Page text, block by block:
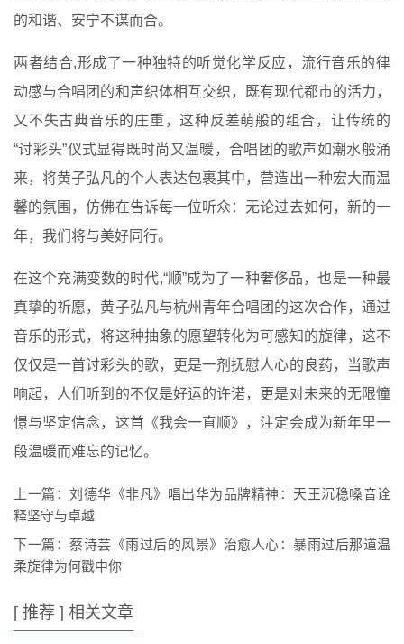
的和谐、安宁不谋而合。
两者结合,形成了一种独特的听觉化学反应，流行音乐的律
动感与合唱团的和声织体相互交织，既有现代都市的活力，
又不失古典音乐的庄重，这种反差萌般的组合，让传统的
“讨彩头”仪式显得既时尚又温暖，合唱团的歌声如潮水般涌
来，将黄子弘凡的个人表达包裹其中，营造出一种宏大而温
馨的氛围，仿佛在告诉每一位听众：无论过去如何，新的一
年，我们将与美好同行。
在这个充满变数的时代,“顺”成为了一种奢侈品，也是一种最
真挚的祈愿，黄子弘凡与杭州青年合唱团的这次合作，通过
音乐的形式，将这种抽象的愿望转化为可感知的旋律，这不
仅仅是一首讨彩头的歌，更是一剂抚慰人心的良药，当歌声
响起，人们听到的不仅是好运的许诺，更是对未来的无限憧
憬与坚定信念，这首《我会一直顺》，注定会成为新年里一
段温暖而难忘的记忆。
上一篇： 刘德华《非凡》唱出华为品牌精神：天王沉稳嗓音诠
释坚守与卓越
下一篇： 蔡诗芸《雨过后的风景》治愈人心：暴雨过后那道温
柔旋律为何戳中你
[ 推荐 ] 相关文章